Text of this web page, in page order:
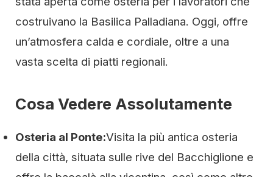
costruivano la Basilica Palladiana. Oggi, offre
un’atmosfera calda e cordiale, oltre a una
vasta scelta di piatti regionali.
Cosa Vedere Assolutamente
Osteria al Ponte:Visita la più antica osteria
della città, situata sulle rive del Bacchiglione e